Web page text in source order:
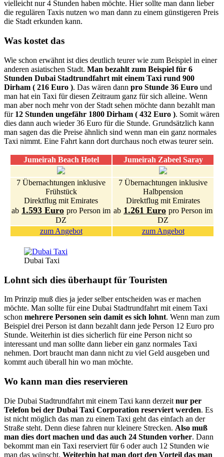
vielleicht nur 4 Stunden haben möchte. Hier sollte man dann lieber
die regulären Taxis nutzen wo man dann zu einem günstigeren Preis
die Stadt erkunden kann.
Was kostet das
Wie schon erwähnt ist dies deutlich teurer wie zum Beispiel in einer
anderen asiatischen Stadt. Man bezahlt zum Beispiel für 6
Stunden Dubai Stadtrundfahrt mit einem Taxi rund 900
Dirham ( 216 Euro ). Das wären dann pro Stunde 36 Euro und
man hat ein Taxi für diesen Zeitraum ganz für sich alleine. Wenn
man aber noch mehr von der Stadt sehen möchte dann bezahlt man
für 12 Stunden ungefähr 1800 Dirham ( 432 Euro ). Somit wären
dies dann auch wieder 36 Euro für die Stunde. Grundsätzlich kann
man sagen das die Preise ähnlich sind wenn man ein ganz normales
Taxi nimmt. Eine Fahrt kann dort durchaus noch etwas teurer sein.
Jumeirah Beach Hotel Jumeirah Zabeel Saray
7 Übernachtungen inklusive
Frühstück
Direktflug mit Emirates
ab 1.593 Euro pro Person im
DZ
7 Übernachtungen inklusive
Halbpension
Direktflug mit Emirates
ab 1.261 Euro pro Person im
DZ
zum Angebot
zum Angebot
Dubai Taxi
Lohnt sich dies überhaupt für Touristen
Im Prinzip muß dies ja jeder selber entscheiden was er machen
möchte. Man sollte für eine Dubai Stadtrundfahrt mit einem Taxi
schon mehrere Personen sein damit es sich lohnt. Wenn man zum
Beispiel drei Person ist dann bezahlt dann jede Person 12 Euro pro
Stunde. Weiterhin ist dies sicherlich für eine Person nicht so
interessant und man sollte dann lieber ein ganz normales Taxi
nehmen. Dort braucht man dann nicht zu viel Geld ausgeben und
kommt auch überall hin wo man möchte.
Wo kann man dies reservieren
Die Dubai Stadtrundfahrt mit einem Taxi kann derzeit nur per
Telefon bei der Dubai Taxi Corporation reserviert werden. Es
ist nicht möglich das man zu einem Taxi geht das einfach an der
Straße steht. Denn diese fahren nur kleinere Strecken. Also muß
man dies dort machen und das auch 24 Stunden vorher. Dann
bekommt man ein Taxi reserviert für 6 oder auch 12 Stunden wie
man das wünscht. Weiterhin hat man dort den Vorteil das man